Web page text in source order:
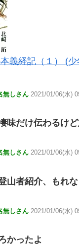
義経記（１） (
無しさん 2021/01/06(水)
味だけ伝わるけ
無しさん 2021/01/06(水)
山者紹介、もれ
無しさん 2021/01/06(水)
かったよ